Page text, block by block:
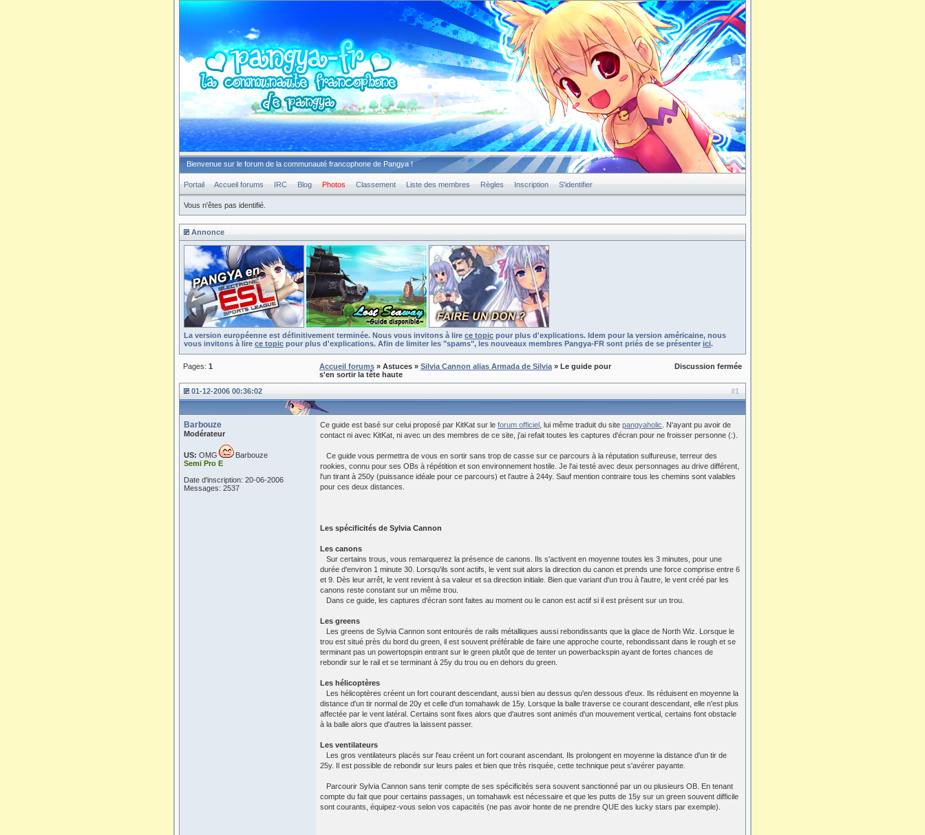
Bienvenue sur le forum de la communauté francophone de Pangya !
Portail Accueil forums IRC Blog Photos Classement Liste des membres Règles Inscription S'identifier
Vous n'êtes pas identifié.
Annonce
La version européenne est définitivement terminée. Nous vous invitons à lire ce topic pour plus d'explications. Idem pour la version américaine, nous
vous invitons à lire ce topic pour plus d'explications. Afin de limiter les "spams", les nouveaux membres Pangya-FR sont priés de se présenter ici.
Pages: 1 Discussion fermée
Accueil forums » Astuces » Silvia Cannon alias Armada de Silvia » Le guide pour
s'en sortir la tête haute
#1
01-12-2006 00:36:02
Barbouze
Modérateur
US: OMG
Barbouze
Semi Pro E
Date d'inscription: 20-06-2006
Messages: 2537
Ce guide est basé sur celui proposé par KitKat sur le forum officiel , lui même traduit du site pangyaholic . N'ayant pu avoir de
contact ni avec KitKat, ni avec un des membres de ce site, j'ai refait toutes les captures d'écran pour ne froisser personne (:).
Ce guide vous permettra de vous en sortir sans trop de casse sur ce parcours à la réputation sulfureuse, terreur des
rookies, connu pour ses OBs à répétition et son environnement hostile. Je l'ai testé avec deux personnages au drive différent,
l'un tirant à 250y (puissance idéale pour ce parcours) et l'autre à 244y. Sauf mention contraire tous les chemins sont valables
pour ces deux distances.
Les spécificités de Sylvia Cannon
Les canons
Sur certains trous, vous remarquerez la présence de canons. Ils s'activent en moyenne toutes les 3 minutes, pour une
durée d'environ 1 minute 30. Lorsqu'ils sont actifs, le vent suit alors la direction du canon et prends une force comprise entre 6
et 9. Dès leur arrêt, le vent revient à sa valeur et sa direction initiale. Bien que variant d'un trou à l'autre, le vent créé par les
canons reste constant sur un même trou.
Dans ce guide, les captures d'écran sont faites au moment ou le canon est actif si il est présent sur un trou.
Les greens
Les greens de Sylvia Cannon sont entourés de rails métalliques aussi rebondissants que la glace de North Wiz. Lorsque le
trou est situé près du bord du green, il est souvent préférable de faire une approche courte, rebondissant dans le rough et se
terminant pas un powertopspin entrant sur le green plutôt que de tenter un powerbackspin ayant de fortes chances de
rebondir sur le rail et se terminant à 25y du trou ou en dehors du green.
Les hélicoptères
Les hélicoptères créent un fort courant descendant, aussi bien au dessus qu'en dessous d'eux. Ils réduisent en moyenne la
distance d'un tir normal de 20y et celle d'un tomahawk de 15y. Lorsque la balle traverse ce courant descendant, elle n'est plus
affectée par le vent latéral. Certains sont fixes alors que d'autres sont animés d'un mouvement vertical, certains font obstacle
à la balle alors que d'autres la laissent passer.
Les ventilateurs
Les gros ventilateurs placés sur l'eau créent un fort courant ascendant. Ils prolongent en moyenne la distance d'un tir de
25y. Il est possible de rebondir sur leurs pales et bien que très risquée, cette technique peut s'avérer payante.
Parcourir Sylvia Cannon sans tenir compte de ses spécificités sera souvent sanctionné par un ou plusieurs OB. En tenant
compte du fait que pour certains passages, un tomahawk est nécessaire et que les putts de 15y sur un green souvent difficile
sont courants, équipez-vous selon vos capacités (ne pas avoir honte de ne prendre QUE des lucky stars par exemple).